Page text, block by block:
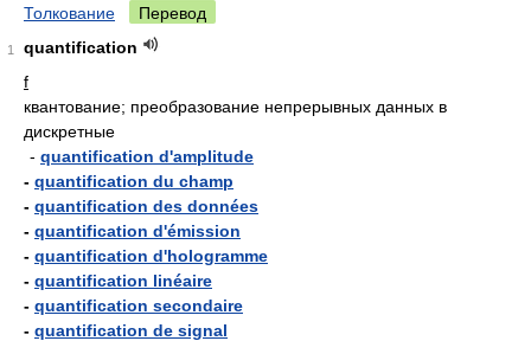
Толкование Перевод
1
quantification
f
квантование; преобразование непрерывных данных в
дискретные
- quantification d'amplitude
- quantification du champ
- quantification des données
- quantification d'émission
- quantification d'hologramme
- quantification linéaire
- quantification secondaire
- quantification de signal